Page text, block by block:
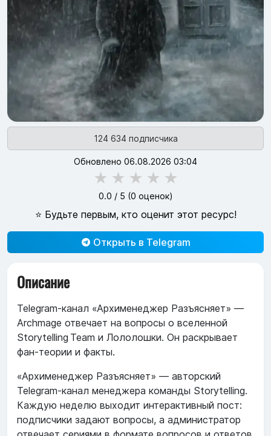
124 634 подписчика
Обновлено 06.08.2026 03:04
★ ★ ★ ★ ★
0.0 / 5 (0 оценок)
⭐ Будьте первым, кто оценит этот ресурс!
Открыть в Telegram
Описание
Telegram‑канал «Архименеджер Разъясняет» —
Archmage отвечает на вопросы о вселенной
Storytelling Team и Лололошки. Он раскрывает
фан‑теории и факты.
«Архименеджер Разъясняет» — авторский
Telegram-канал менеджера команды Storytelling.
Каждую неделю выходит интерактивный пост:
подписчики задают вопросы, а администратор